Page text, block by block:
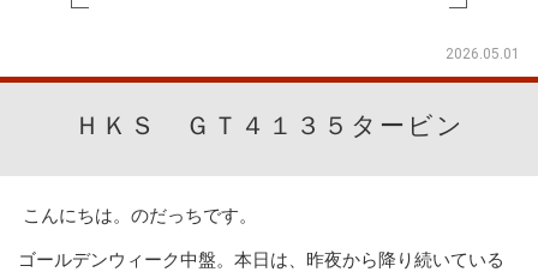
2026.05.01
ＨＫＳ ＧＴ４１３５タービン
こんにちは。のだっちです。
ゴールデンウィーク中盤。本日は、昨夜から降り続いている